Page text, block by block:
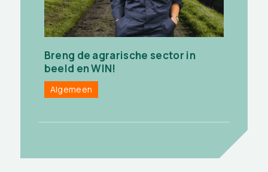
Breng de agrarische sector in
beeld en WIN!
Algemeen